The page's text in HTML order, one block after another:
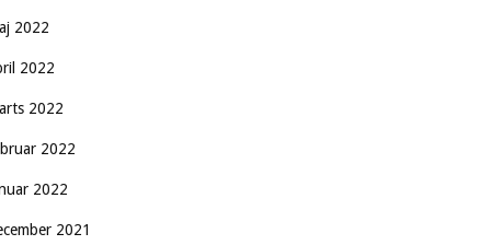
2022
2022
2022
2022
2022
2021